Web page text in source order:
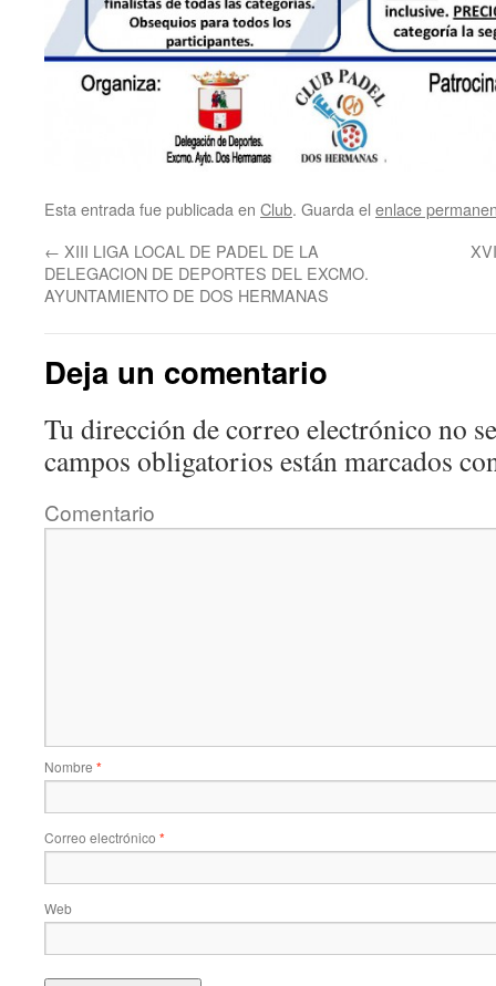
Esta entrada fue publicada en Club. Guarda el enlace
← XIII LIGA LOCAL DE PADEL DE LA
DELEGACION DE DEPORTES DEL EXCMO.
AYUNTAMIENTO DE DOS HERMANAS
Deja un comentario
Tu dirección de correo electrónico no
campos obligatorios están marcados
Comentario
Nombre *
Correo electrónico *
Web